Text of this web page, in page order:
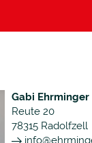
Gabi Ehrminger
Reute 20
78315 Radolfzell